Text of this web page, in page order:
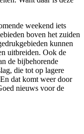
weekend iets
boven het zuiden
kunnen
uitbreiden. Ook de
de bijbehorende
die tot op lagere
dat komt weer door
nieuws voor de